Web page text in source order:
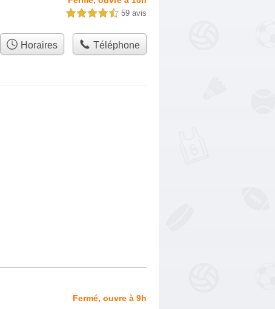
4,5 étoiles sur 5 59 avis
Horaires Téléphone
Fermé, ouvre à 9h